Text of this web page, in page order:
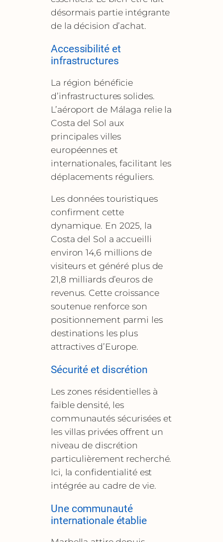
désormais partie intégrante
de la décision d’achat.
Accessibilité et
infrastructures
La région bénéficie
d’infrastructures solides.
L’aéroport de Málaga relie la
Costa del Sol aux
principales villes
européennes et
internationales, facilitant les
déplacements réguliers.
Les données touristiques
confirment cette
dynamique. En 2025, la
Costa del Sol a accueilli
environ 14,6 millions de
visiteurs et généré plus de
21,8 milliards d’euros de
revenus. Cette croissance
soutenue renforce son
positionnement parmi les
destinations les plus
attractives d’Europe.
Sécurité et discrétion
Les zones résidentielles à
faible densité, les
communautés sécurisées et
les villas privées offrent un
niveau de discrétion
particulièrement recherché.
Ici, la confidentialité est
intégrée au cadre de vie.
Une communauté
internationale établie